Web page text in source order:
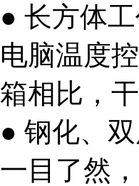
● 长方体
电脑温度
箱相比，
● 钢化、
一目了然